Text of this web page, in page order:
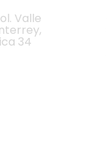
Valle
34